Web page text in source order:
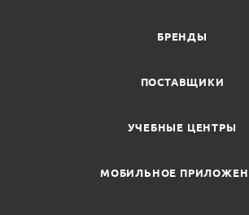
БРЕНДЫ
ПОСТАВЩИКИ
УЧЕБНЫЕ ЦЕНТРЫ
МОБИЛЬНОЕ